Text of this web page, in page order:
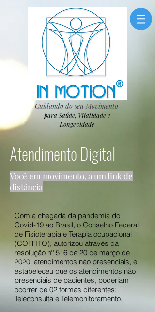
Cuidando do seu Movimento
para Saúde, Vitalidade e
Longevidade
Atendimento Digital
Você em movimento, a um link de
distância
Com a chegada da pandemia do
Covid-19 ao Brasil, o Conselho Federal
de Fisioterapia e Terapia ocupacional
(COFFITO), autorizou através da
resolução nº 516 de 20 de março de
2020, atendimentos não presenciais, e
estabeleceu que os atendimentos não
presenciais de pacientes, poderiam
ocorrer de 02 formas diferentes:
Teleconsulta e Telemonitoramento.